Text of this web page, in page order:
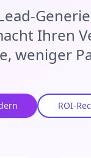
Ihren
weniger
ROI-